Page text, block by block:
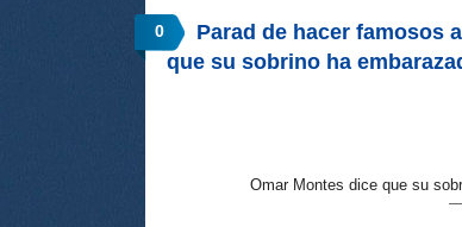
0
Parad de hacer famosos
que su sobrino ha
Omar Montes dice que su
—